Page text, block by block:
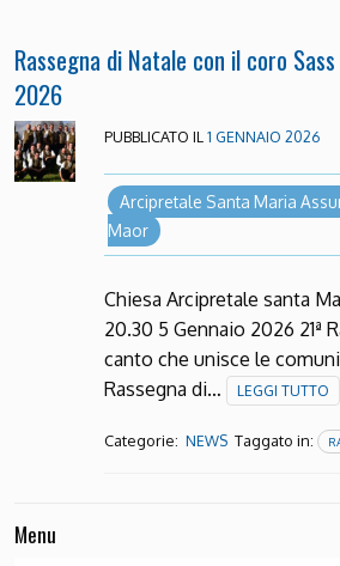
Rassegna di Natale con il coro
2026
PUBBLICATO IL 1 GENNAIO 2026
Arcipretale Santa Maria
Maor
Chiesa Arcipretale santa
20.30 5 Gennaio 2026 21ª
canto che unisce le
Rassegna di…
LEGGI TUTTO
Categorie: NEWS Taggato in:
Menu